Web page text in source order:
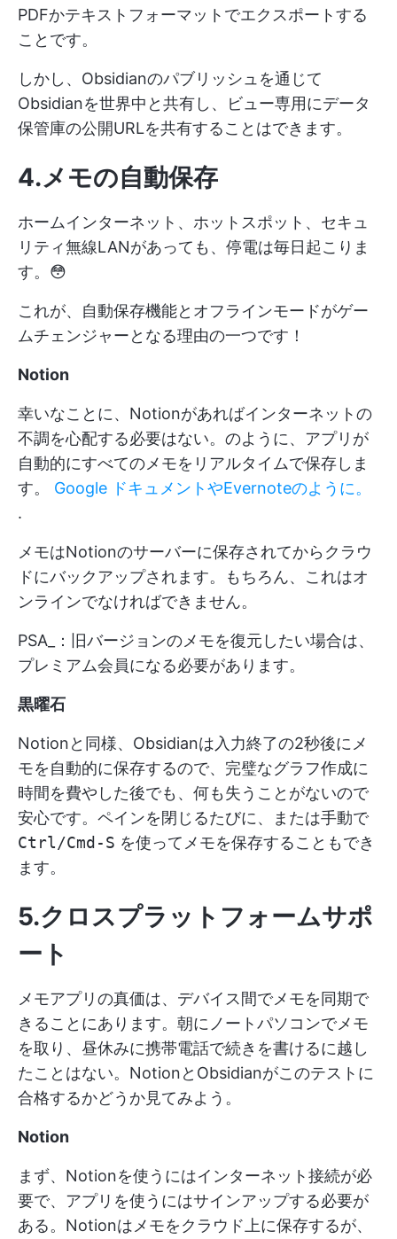
PDFかテキストフォーマットでエクスポートする
ことです。
しかし、Obsidianのパブリッシュを通じて
Obsidianを世界中と共有し、ビュー専用にデータ
保管庫の公開URLを共有することはできます。
4.メモの自動保存
ホームインターネット、ホットスポット、セキュ
リティ無線LANがあっても、停電は毎日起こりま
す。😳
これが、自動保存機能とオフラインモードがゲー
ムチェンジャーとなる理由の一つです！
Notion
幸いなことに、Notionがあればインターネットの
不調を心配する必要はない。のように、アプリが
自動的にすべてのメモをリアルタイムで保存しま
す。 Google ドキュメントやEvernoteのように。
.
メモはNotionのサーバーに保存されてからクラウ
ドにバックアップされます。もちろん、これはオ
ンラインでなければできません。
PSA_：旧バージョンのメモを復元したい場合は、
プレミアム会員になる必要があります。
黒曜石
Notionと同様、Obsidianは入力終了の2秒後にメ
モを自動的に保存するので、完璧なグラフ作成に
時間を費やした後でも、何も失うことがないので
安心です。ペインを閉じるたびに、または手動で
Ctrl/Cmd-S を使ってメモを保存することもでき
ます。
5.クロスプラットフォームサポ
ート
メモアプリの真価は、デバイス間でメモを同期で
きることにあります。朝にノートパソコンでメモ
を取り、昼休みに携帯電話で続きを書けるに越し
たことはない。NotionとObsidianがこのテストに
合格するかどうか見てみよう。
Notion
まず、Notionを使うにはインターネット接続が必
要で、アプリを使うにはサインアップする必要が
ある。Notionはメモをクラウド上に保存するが、